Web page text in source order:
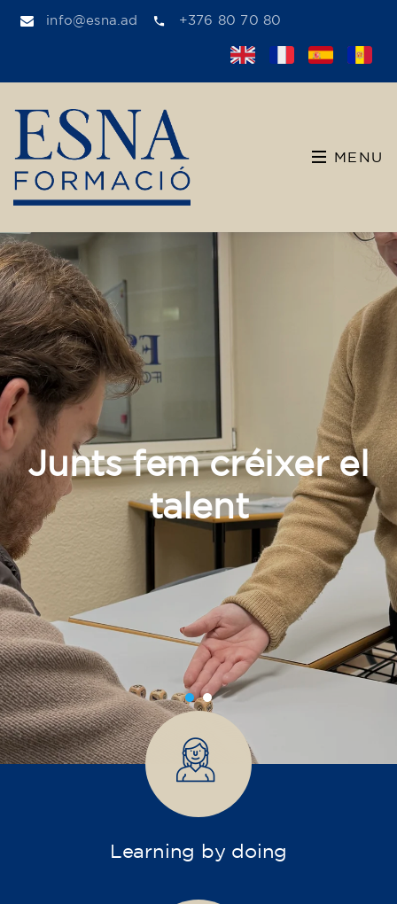
info@esna.ad +376 80 70 80
MENU
Junts fem créixer el
talent
Learning by doing